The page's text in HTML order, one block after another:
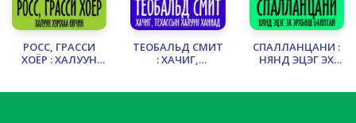
РОСС, ГРАССИ
ХОЁР : ХАЛУУН
ТЕОБАЛЬД СМИТ
: ХАЧИГ,
СПАЛЛАНЦАНИ :
НЯНД ЭЦЭГ ЭХ